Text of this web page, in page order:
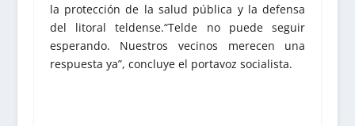
la protección de la salud pública y la defensa
del litoral teldense.“Telde no puede seguir
esperando. Nuestros vecinos merecen una
respuesta ya”, concluye el portavoz socialista.